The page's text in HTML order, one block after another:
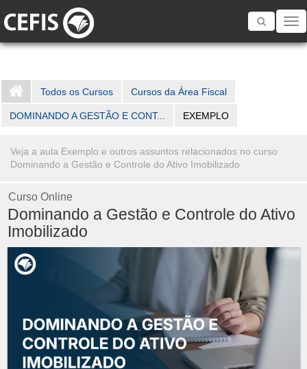
Toggle
Todos os Cursos Cursos da Área Fiscal
DOMINANDO A GESTÃO E CONT... EXEMPLO
Veja a aula Exemplo e outros assuntos relacionados no curso
Dominando a Gestão e Controle do Ativo Imobilizado
Curso Online
Dominando a Gestão e Controle do Ativo
Imobilizado